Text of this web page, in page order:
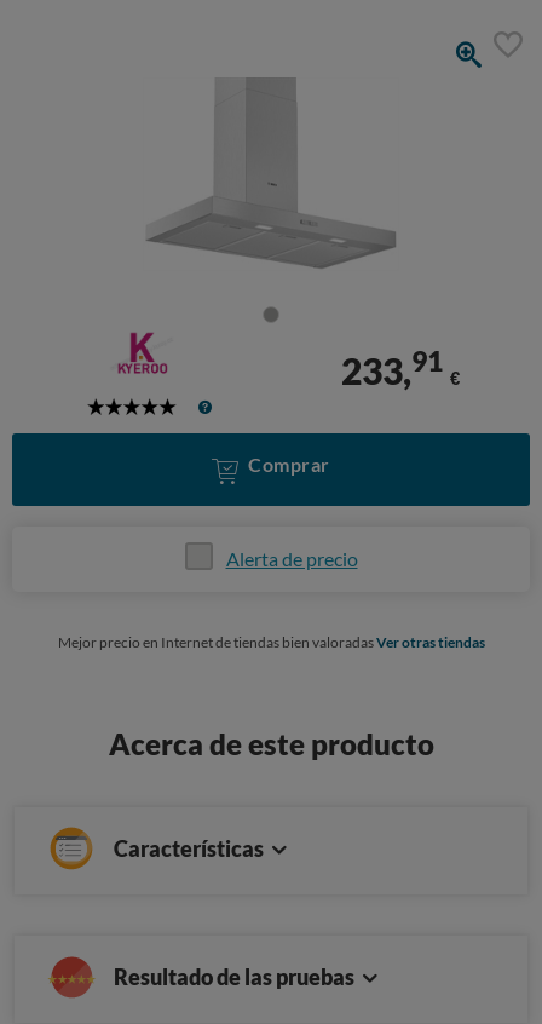
5
233,91
€
Comprar
Alerta de precio
Mejor precio en Internet de tiendas bien valoradasVer otras tiendas
Acerca de este producto
Características
Resultado de las pruebas